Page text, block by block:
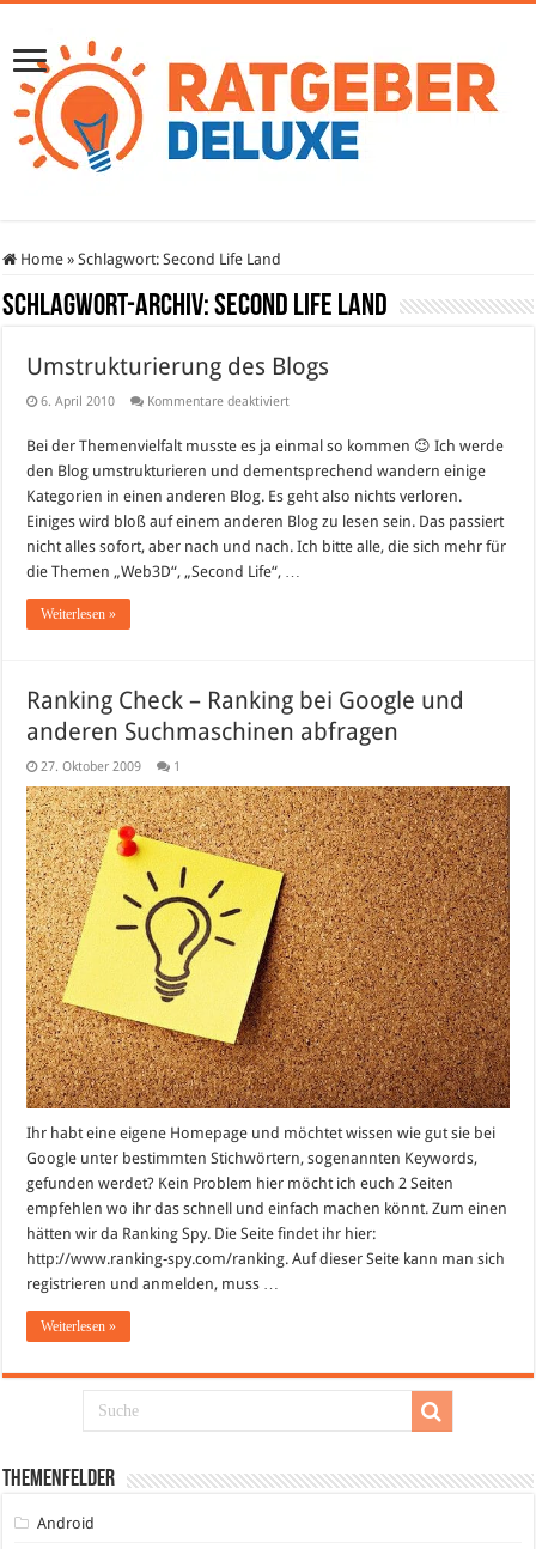
Home » Schlagwort:Second Life Land
Schlagwort-Archiv:Second Life Land
Umstrukturierung des Blogs
6. April 2010 Kommentare deaktiviertfür
Blogs
Bei der Themenvielfalt musste es ja einmal so kommen 😉 Ich werde
den Blog umstrukturieren und dementsprechend wandern einige
Kategorien in einen anderen Blog. Es geht also nichts verloren.
Einiges wird bloß auf einem anderen Blog zu lesen sein. Das passiert
nicht alles sofort, aber nach und nach. Ich bitte alle, die sich mehr für
die Themen „Web3D“, „Second Life“, …
Weiterlesen »
Ranking Check – Ranking bei Google und
anderen Suchmaschinen abfragen
27. Oktober 2009 1
Ihr habt eine eigene Homepage und möchtet wissen wie gut sie bei
Google unter bestimmten Stichwörtern, sogenannten Keywords,
gefunden werdet? Kein Problem hier möcht ich euch 2 Seiten
empfehlen wo ihr das schnell und einfach machen könnt. Zum einen
hätten wir da Ranking Spy. Die Seite findet ihr hier:
http://www.ranking-spy.com/ranking. Auf dieser Seite kann man sich
registrieren und anmelden, muss …
Weiterlesen »
Themenfelder
Android